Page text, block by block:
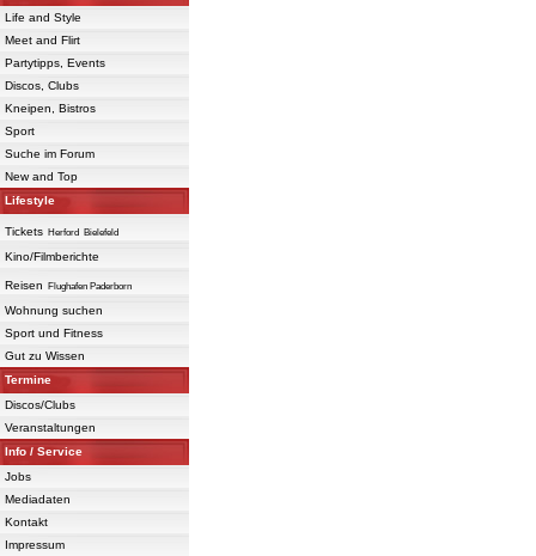
Life and Style
Meet and Flirt
Partytipps, Events
Discos, Clubs
Kneipen, Bistros
Sport
Suche im Forum
New and Top
Lifestyle
Tickets Herford Bielefeld
Kino/Filmberichte
Reisen Flughafen Paderborn
Wohnung suchen
Sport und Fitness
Gut zu Wissen
Termine
Discos/Clubs
Veranstaltungen
Info / Service
Jobs
Mediadaten
Kontakt
Impressum